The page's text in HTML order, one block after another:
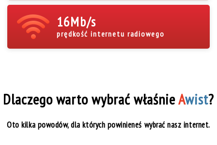
16Mb/s
prędkość internetu radiowego
Dlaczego warto wybrać właśnieAwist?
Oto kilka powodów, dla których powinieneś wybrać nasz internet.